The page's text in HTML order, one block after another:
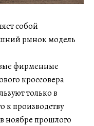
собой
рынок модель
фирменные
кроссовера
только в
к производству
ноябре прошлого